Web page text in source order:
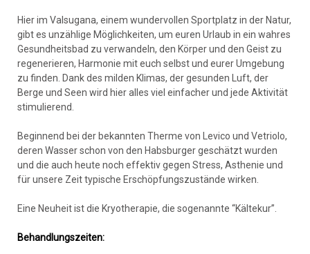
Hier im Valsugana, einem wundervollen Sportplatz in der Natur,
gibt es unzählige Möglichkeiten, um euren Urlaub in ein wahres
Gesundheitsbad zu verwandeln, den Körper und den Geist zu
regenerieren, Harmonie mit euch selbst und eurer Umgebung
zu finden. Dank des milden Klimas, der gesunden Luft, der
Berge und Seen wird hier alles viel einfacher und jede Aktivität
stimulierend.
Beginnend bei der bekannten Therme von Levico und Vetriolo,
deren Wasser schon von den Habsburger geschätzt wurden
und die auch heute noch effektiv gegen Stress, Asthenie und
für unsere Zeit typische Erschöpfungszustände wirken.
Eine Neuheit ist die Kryotherapie, die sogenannte “Kältekur”.
Behandlungszeiten: